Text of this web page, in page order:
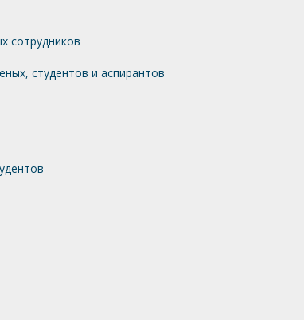
сотрудников
студентов и аспирантов